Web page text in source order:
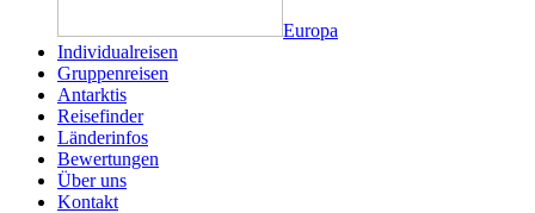
Europa
Individualreisen
Gruppenreisen
Antarktis
Reisefinder
Länderinfos
Bewertungen
Über uns
Kontakt